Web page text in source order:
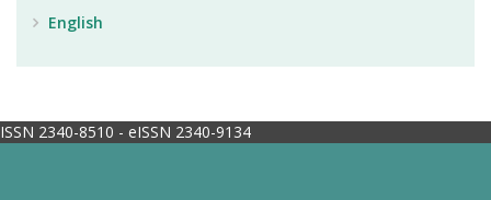
English
ISSN 2340-8510 - eISSN 2340-9134